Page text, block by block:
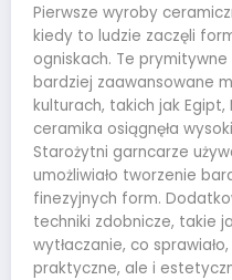
Pierwsze wyroby
kiedy to ludzie zaczęli
ogniskach. Te
bardziej zaawansowane
kulturach, takich jak
ceramika osiągnęła
Starożytni garncarze
umożliwiało tworzenie
finezyjnych form.
techniki zdobnicze, takie
wytłaczanie, co
praktyczne, ale i